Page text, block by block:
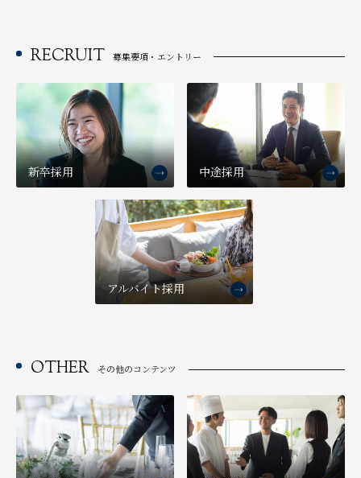
RECRUIT 募集要項・エントリー
新卒採用 中途採用
アルバイト採用
OTHER その他のコンテンツ